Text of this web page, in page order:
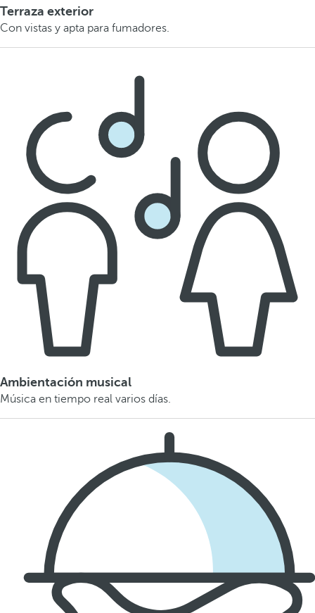
Terraza exterior
Con vistas y apta para fumadores.
Ambientación musical
Música en tiempo real varios días.